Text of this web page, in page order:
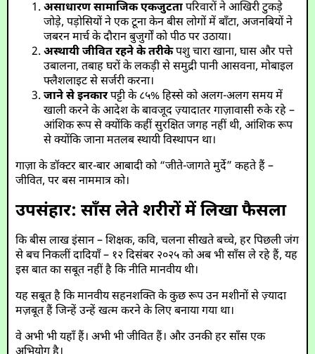
असाधारण सामाजिक एकजुटतापरिवारों ने आखिरी टुकड़े
जोड़े, पड़ोसियों ने एक टूना केन बीस लोगों में बाँटा, अजनबियों ने
जबरन मार्च के दौरान बुजुर्गों को पीठ पर उठाया।
अस्थायी जीवित रहने के तरीकेपशु चारा खाना, घास और पत्ते
उबालना, तबाह घरों के लकड़ी से समुद्री पानी आसवना, मोबाइल
फ्लैशलाइट से सर्जरी करना।
जाने से इनकारपट्टी के ८५% हिस्से को अलग-अलग समय में
खाली करने के आदेश के बावजूद ज़्यादातर गाज़ावासी रुके रहे –
आंशिक रूप से क्योंकि कहीं सुरक्षित जगह नहीं थी, आंशिक रूप
से क्योंकि जाना मतलब स्थायी विस्थापन था।
गाज़ा के डॉक्टर बार-बार आबादी को “जीते-जागते मुर्दे” कहते हैं –
जीवित, पर बस नाममात्र को।
उपसंहार: साँस लेते शरीरों में लिखा फैसला
कि बीस लाख इंसान – शिक्षक, कवि, चलना सीखते बच्चे, हर पिछली जंग
से बच निकलीं दादियाँ – १२ दिसंबर २०२५ को अब भी साँस ले रहे हैं, यह
इस बात का सबूत नहीं है कि नीति मानवीय थी।
यह सबूत है कि मानवीय सहनशक्ति के कुछ रूप उन मशीनों से ज़्यादा
मज़बूत हैं जिन्हें उन्हें खत्म करने के लिए बनाया गया था।
वे अभी भी यहाँ हैं। अभी भी जीवित हैं। और उनकी हर साँस एक